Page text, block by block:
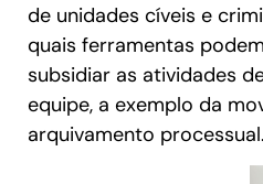
de unidades cíveis e
quais ferramentas
subsidiar as atividades
equipe, a exemplo da
arquivamento processual.